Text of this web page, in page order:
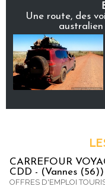
Une route, des
CARREFOUR
CDD - (Vannes (56))
OFFRES D'EMPLOI